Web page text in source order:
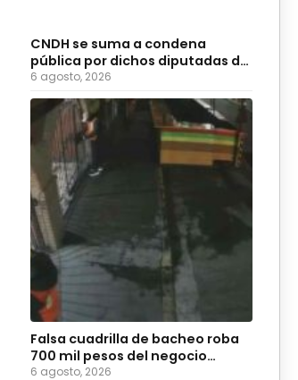
CNDH se suma a condena
pública por dichos diputadas de
Morena
6 agosto, 2026
Falsa cuadrilla de bacheo roba
700 mil pesos del negocio
Coyote Burger
6 agosto, 2026